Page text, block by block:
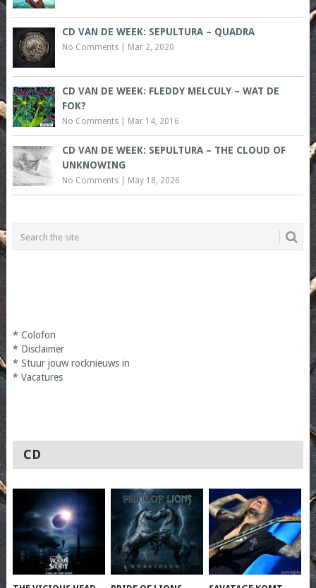
CD VAN DE WEEK: SEPULTURA – QUADRA
No Comments| Mar 2, 2020
CD VAN DE WEEK: FLEDDY MELCULY – WAT DE
FOK?
No Comments| Mar 14, 2016
CD VAN DE WEEK: SEPULTURA – THE CLOUD OF
UNKNOWING
No Comments| May 18, 2026
* Colofon
* Disclaimer
* Stuur jouw rocknieuws in
* Vacatures
CD